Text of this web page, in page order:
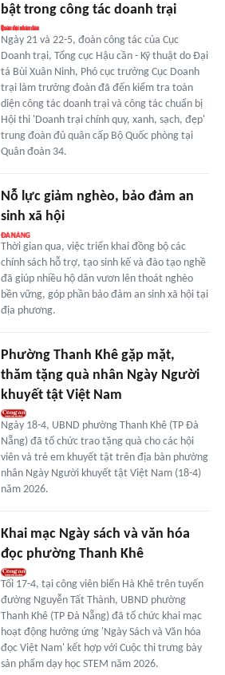
bật trong công tác doanh trại
Ngày 21 và 22-5, đoàn công tác của Cục
Doanh trại, Tổng cục Hậu cần - Kỹ thuật do Đại
tá Bùi Xuân Ninh, Phó cục trưởng Cục Doanh
trại làm trưởng đoàn đã đến kiểm tra toàn
diện công tác doanh trại và công tác chuẩn bị
Hội thi 'Doanh trại chính quy, xanh, sạch, đẹp'
trung đoàn đủ quân cấp Bộ Quốc phòng tại
Quân đoàn 34.
Nỗ lực giảm nghèo, bảo đảm an
sinh xã hội
Thời gian qua, việc triển khai đồng bộ các
chính sách hỗ trợ, tạo sinh kế và đào tạo nghề
đã giúp nhiều hộ dân vươn lên thoát nghèo
bền vững, góp phần bảo đảm an sinh xã hội tại
địa phương.
Phường Thanh Khê gặp mặt,
thăm tặng quà nhân Ngày Người
khuyết tật Việt Nam
Ngày 18-4, UBND phường Thanh Khê (TP Đà
Nẵng) đã tổ chức trao tặng quà cho các hội
viên và trẻ em khuyết tật trên địa bàn phường
nhân Ngày Người khuyết tật Việt Nam (18-4)
năm 2026.
Khai mạc Ngày sách và văn hóa
đọc phường Thanh Khê
Tối 17-4, tại công viên biển Hà Khê trên tuyến
đường Nguyễn Tất Thành, UBND phường
Thanh Khê (TP Đà Nẵng) đã tổ chức khai mạc
hoạt động hưởng ứng 'Ngày Sách và Văn hóa
đọc Việt Nam' kết hợp với Cuộc thi trưng bày
sản phẩm dạy học STEM năm 2026.